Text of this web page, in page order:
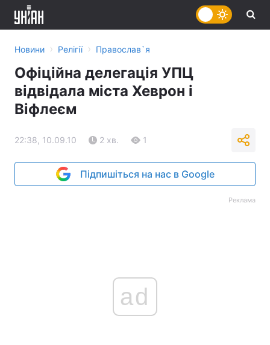
Новини › Релігії › Православ`я
Офіційна делегація УПЦ
відвідала міста Хеврон і
Віфлеєм
22:38, 10.09.10 2 хв. 1
Підпишіться на нас в Google
Реклама
ad